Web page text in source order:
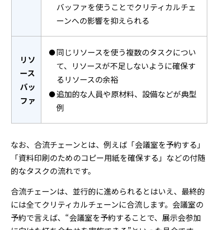
バッファを使うことでクリティカルチェ
ーンへの影響を抑えられる
リソ
ース
バッ
ファ
同じリソースを使う複数のタスクについ
て、リソースが不足しないように確保す
るリソースの余裕
追加的な人員や原材料、設備などが典型
例
なお、合流チェーンとは、例えば「会議室を予約する」
「資料印刷のためのコピー用紙を確保する」などの付随
的なタスクの流れです。
合流チェーンは、並行的に進められるとはいえ、最終的
には全てクリティカルチェーンに合流します。会議室の
予約で言えば、“会議室を予約することで、展示会参加